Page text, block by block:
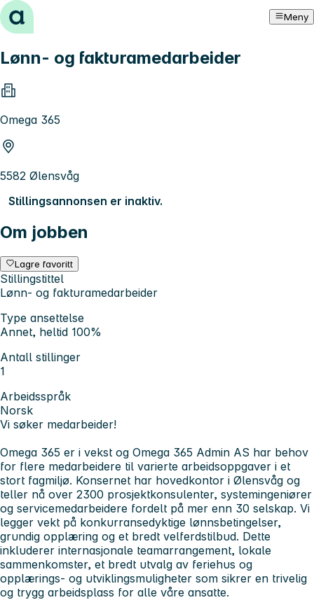
Hopp til innhold Meny
Lønn- og fakturamedarbeider
Omega 365
5582 Ølensvåg
Stillingsannonsen er inaktiv.
Om jobben
Lagre favoritt
Stillingstittel
Lønn- og fakturamedarbeider
Type ansettelse
Annet, heltid 100%
Antall stillinger
1
Arbeidsspråk
Norsk
Vi søker medarbeider!
Omega 365 er i vekst og Omega 365 Admin AS har behov
for flere medarbeidere til varierte arbeidsoppgaver i et
stort fagmiljø. Konsernet har hovedkontor i Ølensvåg og
teller nå over 2300 prosjektkonsulenter, systemingeniører
og servicemedarbeidere fordelt på mer enn 30 selskap. Vi
legger vekt på konkurransedyktige lønnsbetingelser,
grundig opplæring og et bredt velferdstilbud. Dette
inkluderer internasjonale teamarrangement, lokale
sammenkomster, et bredt utvalg av feriehus og
opplærings- og utviklingsmuligheter som sikrer en trivelig
og trygg arbeidsplass for alle våre ansatte.